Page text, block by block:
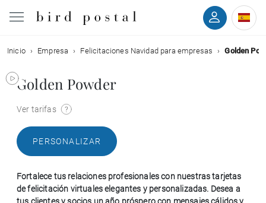
Boda
Nacimiento
Comunión
Condolencias
Inicio Empresa Felicitaciones Navidad para empresas Golden
Golden Powder
Ver tarifas
PERSONALIZAR
Fortalece tus relaciones profesionales con nuestras tarjetas
de felicitación virtuales elegantes y personalizadas. Desea a